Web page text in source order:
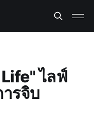
ไลฟ์
รจิบ